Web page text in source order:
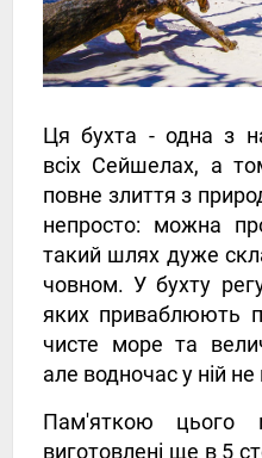
Ця бухта - одна з
всіх Сейшелах, а
повне злиття з
непросто: можна
такий шлях дуже
човном. У бухту
яких приваблюють
чисте море та
але водночас у ній
Пам'яткою цього
виготовлені ще в 5